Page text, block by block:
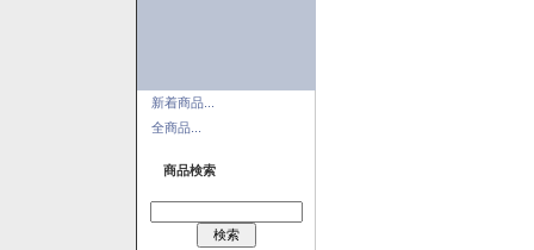
新着商品...
全商品...
商品検索